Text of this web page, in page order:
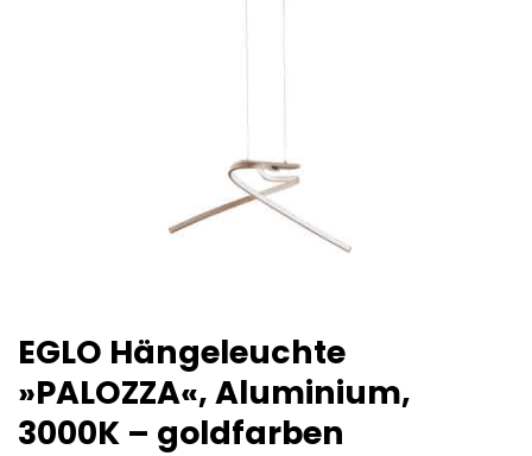
EGLO Hängeleuchte
»PALOZZA«, Aluminium,
3000K – goldfarben